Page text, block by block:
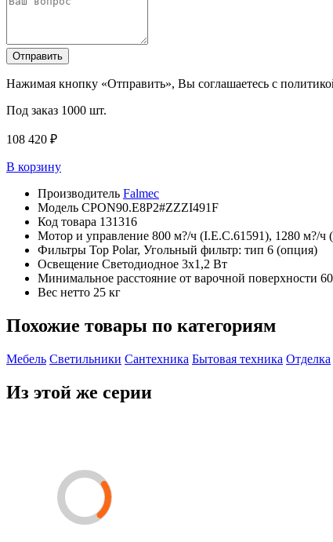
Отправить
Нажимая кнопку «Отправить», Вы соглашаетесь с
Под заказ 1000 шт.
108 420 ₽
В корзину
Производитель Falmec
Модель CPON90.E8P2#ZZZI491F
Код товара 131316
Мотор и управление 800 м?/ч (I.E.C.61591), 1280 м?/ч
Фильтры Top Polar, Угольный фильтр: тип 6 (опция)
Освещение Светодиодное 3x1,2 Вт
Минимальное расстояние от варочной поверхности
Вес нетто 25 кг
Похожие товары по категориям
Мебель Светильники Сантехника Бытовая техника Отделка
Из этой же серии